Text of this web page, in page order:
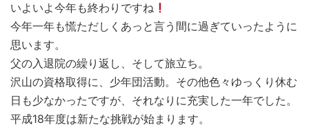
いよいよ今年も終わりですね
今年一年も慌ただしくあっと言う間に過ぎていったように
思います。
父の入退院の繰り返し、そして旅立ち。
沢山の資格取得に、少年団活動。その他色々ゆっくり休む
日も少なかったですが、それなりに充実した一年でした。
平成18年度は新たな挑戦が始まります。